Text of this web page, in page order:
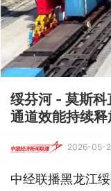
绥芬河 - 莫斯
通道效能持续释
2026-05-
中经联播黑龙江